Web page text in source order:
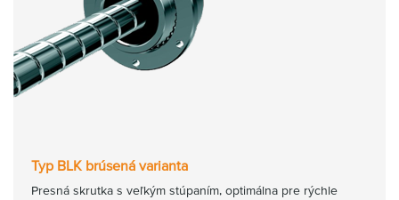
Typ BLK brúsená varianta
Presná skrutka s veľkým stúpaním, optimálna pre rýchle